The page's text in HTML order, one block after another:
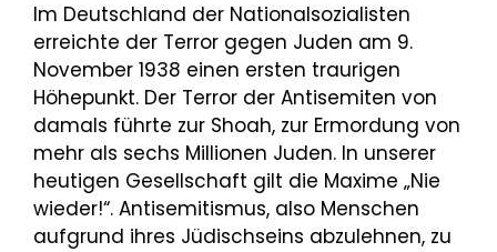
Im Deutschland der Nationalsozialisten
erreichte der Terror gegen Juden am 9.
November 1938 einen ersten traurigen
Höhepunkt. Der Terror der Antisemiten von
damals führte zur Shoah, zur Ermordung von
mehr als sechs Millionen Juden. In unserer
heutigen Gesellschaft gilt die Maxime „Nie
wieder!“. Antisemitismus, also Menschen
aufgrund ihres Jüdischseins abzulehnen, zu